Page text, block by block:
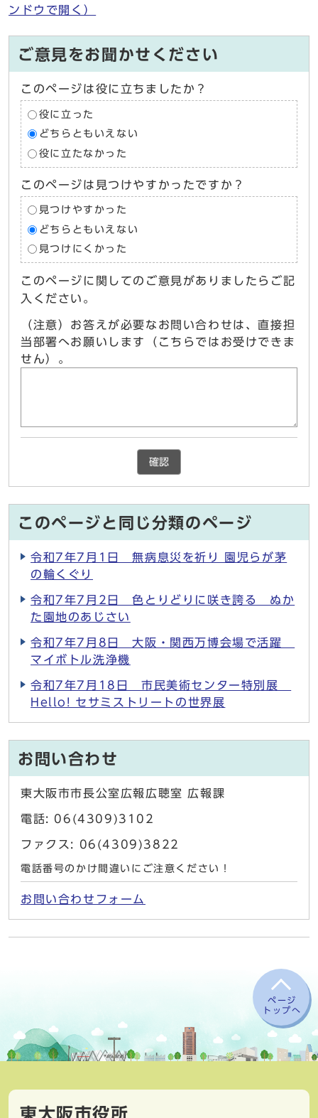
ンドウで開く）
ご意見をお聞かせください
このページは役に立ちましたか？
役に立った
どちらともいえない
役に立たなかった
このページは見つけやすかったですか？
見つけやすかった
どちらともいえない
見つけにくかった
このページに関してのご意見がありましたらご記
入ください。
（注意）お答えが必要なお問い合わせは、直接担
当部署へお願いします（こちらではお受けできま
せん）。
確認
このページと同じ分類のページ
令和7年7月1日 無病息災を祈り 園児らが茅
の輪くぐり
令和7年7月2日 色とりどりに咲き誇る ぬか
た園地のあじさい
令和7年7月8日 大阪・関西万博会場で活躍
マイボトル洗浄機
令和7年7月18日 市民美術センター特別展
Hello! セサミストリートの世界展
お問い合わせ
東大阪市市長公室広報広聴室 広報課
電話: 06(4309)3102
ファクス: 06(4309)3822
電話番号のかけ間違いにご注意ください！
お問い合わせフォーム
ページ
トップへ
東大阪市役所